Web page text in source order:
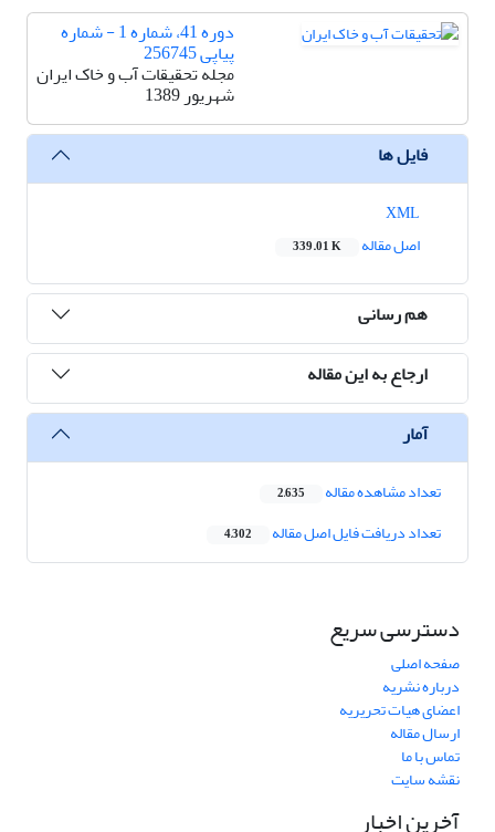
دوره 41، شماره 1 - شماره
پیاپی 256745
مجله تحقیقات آب و خاک ایران
شهریور 1389
فایل ها
اصل مقاله
339.01 K
هم رسانی
ارجاع به این مقاله
آمار
تعداد مشاهده مقاله 2,635
تعداد دریافت فایل اصل مقاله 4,302
دسترسی سریع
صفحه اصلی
درباره نشریه
اعضای هیات تحریریه
ارسال مقاله
تماس با ما
نقشه سایت
آخرین اخبار